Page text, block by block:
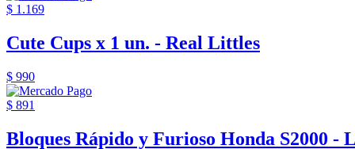
$ 1.169
Cute Cups x 1 un. - Real Littles
$ 990
$ 891
Bloques Rápido y Furioso Honda S2000 -